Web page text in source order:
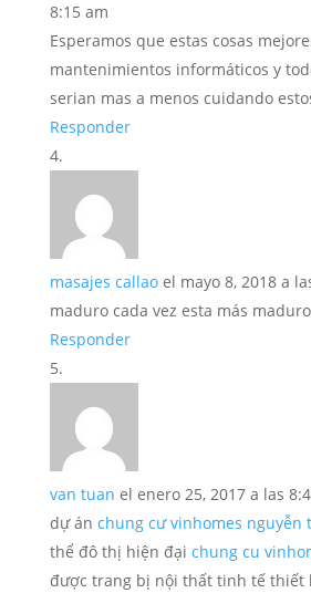
8:15 am
Esperamos que estas cosas
mantenimientos informáticos y
serian mas a menos cuidando
Responder
masajes callao el mayo 8, 2018 a
maduro cada vez esta más
Responder
van tuan el enero 25, 2017 a las
dự án chung cư vinhomes nguyễn
thể đô thị hiện đại chung cu
được trang bị nội thất tinh tế thiết